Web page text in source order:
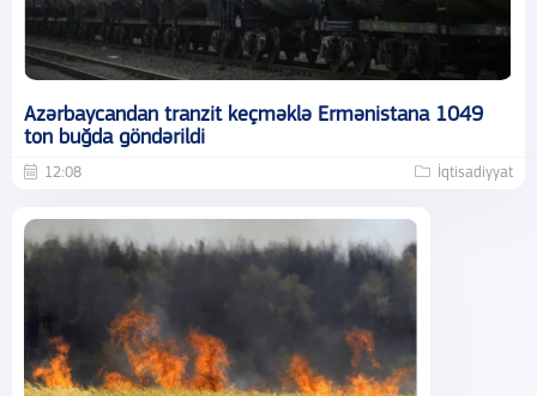
Azərbaycandan tranzit keçməklə Ermənistana 1049
ton buğda göndərildi
12:08 İqtisadiyyat